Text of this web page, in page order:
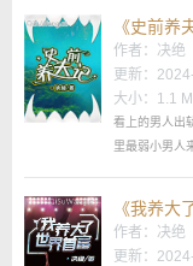
《史前养
作者： 决绝
更新：
大小：1.1
看上的男人出
里最弱小男人
《我养大
作者： 决绝
更新：